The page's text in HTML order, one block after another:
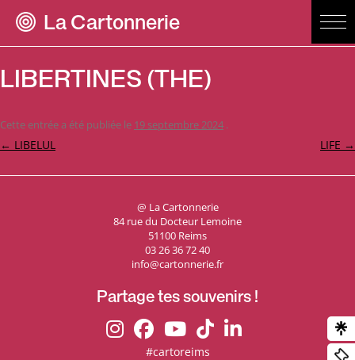
La Cartonnerie
LIBERTINES (THE)
Cette entrée a été publiée le 19 septembre 2024 .
Navigation
← LIBELUL LIFE →
@ La Cartonnerie
84 rue du Docteur Lemoine
51100 Reims
03 26 36 72 40
info@cartonnerie.fr
Partage tes souvenirs !
#cartoreims